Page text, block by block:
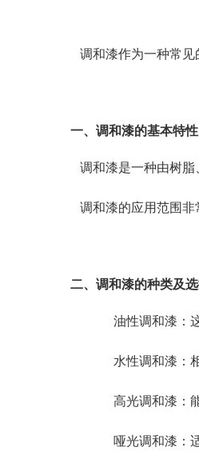
调和漆作为一种常见
一、调和漆的基本特性
调和漆是一种由树脂
调和漆的应用范围非
二、调和漆的种类及
油性调和漆：
水性调和漆：
高光调和漆：
哑光调和漆：